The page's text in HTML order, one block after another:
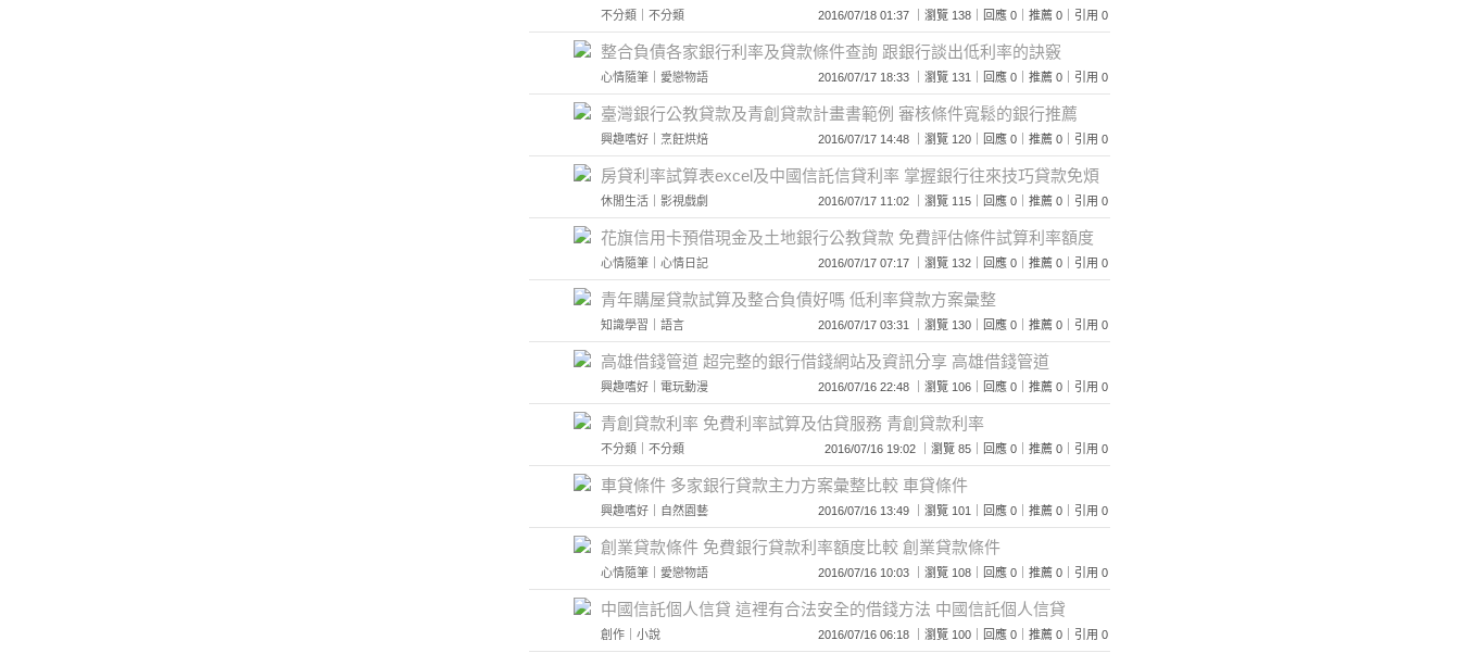
不分類 不分類 2016/07/18 01:37 ｜瀏覽 138｜回應 0｜推薦 0｜引用 0
整合負債各家銀行利率及貸款條件查詢 跟銀行談出低利率的訣竅
心情隨筆 愛戀物語 2016/07/17 18:33 ｜瀏覽 131｜回應 0｜推薦 0｜引用 0
臺灣銀行公教貸款及青創貸款計畫書範例 審核條件寬鬆的銀行推薦
興趣嗜好 烹飪烘焙 2016/07/17 14:48 ｜瀏覽 120｜回應 0｜推薦 0｜引用 0
房貸利率試算表excel及中國信託信貸利率 掌握銀行往來技巧貸款免煩
休閒生活 影視戲劇 2016/07/17 11:02 ｜瀏覽 115｜回應 0｜推薦 0｜引用 0
花旗信用卡預借現金及土地銀行公教貸款 免費評估條件試算利率額度
心情隨筆 心情日記 2016/07/17 07:17 ｜瀏覽 132｜回應 0｜推薦 0｜引用 0
青年購屋貸款試算及整合負債好嗎 低利率貸款方案彙整
知識學習 語言 2016/07/17 03:31 ｜瀏覽 130｜回應 0｜推薦 0｜引用 0
高雄借錢管道 超完整的銀行借錢網站及資訊分享 高雄借錢管道
興趣嗜好 電玩動漫 2016/07/16 22:48 ｜瀏覽 106｜回應 0｜推薦 0｜引用 0
青創貸款利率 免費利率試算及估貸服務 青創貸款利率
不分類 不分類 2016/07/16 19:02 ｜瀏覽 85｜回應 0｜推薦 0｜引用 0
車貸條件 多家銀行貸款主力方案彙整比較 車貸條件
興趣嗜好 自然園藝 2016/07/16 13:49 ｜瀏覽 101｜回應 0｜推薦 0｜引用 0
創業貸款條件 免費銀行貸款利率額度比較 創業貸款條件
心情隨筆 愛戀物語 2016/07/16 10:03 ｜瀏覽 108｜回應 0｜推薦 0｜引用 0
中國信託個人信貸 這裡有合法安全的借錢方法 中國信託個人信貸
創作 小說 2016/07/16 06:18 ｜瀏覽 100｜回應 0｜推薦 0｜引用 0